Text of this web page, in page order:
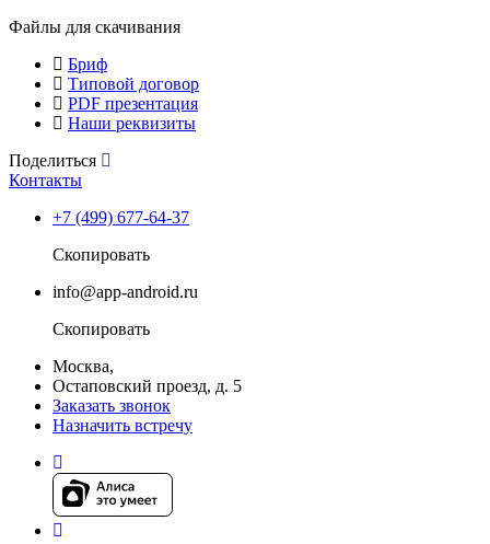
Файлы для скачивания
Бриф
Типовой договор
PDF презентация
Наши реквизиты
Поделиться
Контакты
+7 (499) 677-64-37
Скопировать
info@app-android.ru
Скопировать
Москва,
Остаповский проезд, д. 5
Заказать звонок
Назначить встречу